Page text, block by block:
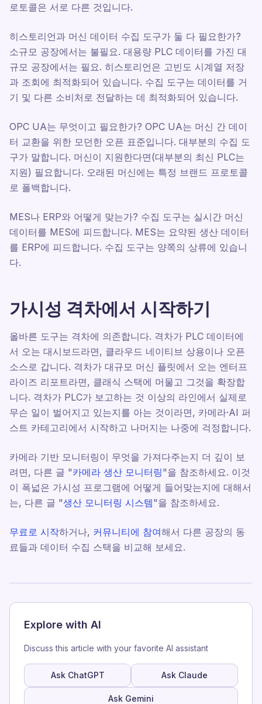
로토콜은 서로 다른 것입니다.
히스토리언과 머신 데이터 수집 도구가 둘 다 필요한가?
소규모 공장에서는 불필요. 대용량 PLC 데이터를 가진 대
규모 공장에서는 필요. 히스토리언은 고빈도 시계열 저장
과 조회에 최적화되어 있습니다. 수집 도구는 데이터를 거
기 및 다른 소비처로 전달하는 데 최적화되어 있습니다.
OPC UA는 무엇이고 필요한가? OPC UA는 머신 간 데이
터 교환을 위한 모던한 오픈 표준입니다. 대부분의 수집 도
구가 말합니다. 머신이 지원한다면(대부분의 최신 PLC는
지원) 필요합니다. 오래된 머신에는 특정 브랜드 프로토콜
로 폴백합니다.
MES나 ERP와 어떻게 맞는가? 수집 도구는 실시간 머신
데이터를 MES에 피드합니다. MES는 요약된 생산 데이터
를 ERP에 피드합니다. 수집 도구는 양쪽의 상류에 있습니
다.
가시성 격차에서 시작하기
올바른 도구는 격차에 의존합니다. 격차가 PLC 데이터에
서 오는 대시보드라면, 클라우드 네이티브 상용이나 오픈
소스로 갑니다. 격차가 대규모 머신 플릿에서 오는 엔터프
라이즈 리포트라면, 클래식 스택에 머물고 그것을 확장합
니다. 격차가 PLC가 보고하는 것 이상의 라인에서 실제로
무슨 일이 벌어지고 있는지를 아는 것이라면, 카메라·AI 퍼
스트 카테고리에서 시작하고 나머지는 나중에 걱정합니다.
카메라 기반 모니터링이 무엇을 가져다주는지 더 깊이 보
려면, 다른 글 "카메라 생산 모니터링"을 참조하세요. 이것
이 폭넓은 가시성 프로그램에 어떻게 들어맞는지에 대해서
는, 다른 글 "생산 모니터링 시스템"을 참조하세요.
무료로 시작하거나, 커뮤니티에 참여해서 다른 공장의 동
료들과 데이터 수집 스택을 비교해 보세요.
Explore with AI
Discuss this article with your favorite AI assistant
Ask ChatGPT Ask Claude
Ask Gemini